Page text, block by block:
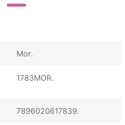
Mor
1783MOR
7896020617839